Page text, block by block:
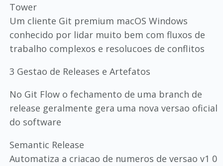
Tower
Um cliente Git premium macOS Windows
conhecido por lidar muito bem com fluxos de
trabalho complexos e resolucoes de conflitos
3 Gestao de Releases e Artefatos
No Git Flow o fechamento de uma branch de
release geralmente gera uma nova versao oficial
do software
Semantic Release
Automatiza a criacao de numeros de versao v1 0